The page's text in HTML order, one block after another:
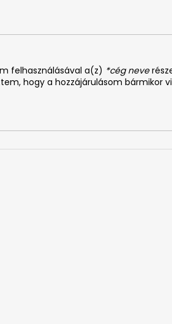
felhasználásával a(z) *cég neve
hogy a hozzájárulásom bármikor